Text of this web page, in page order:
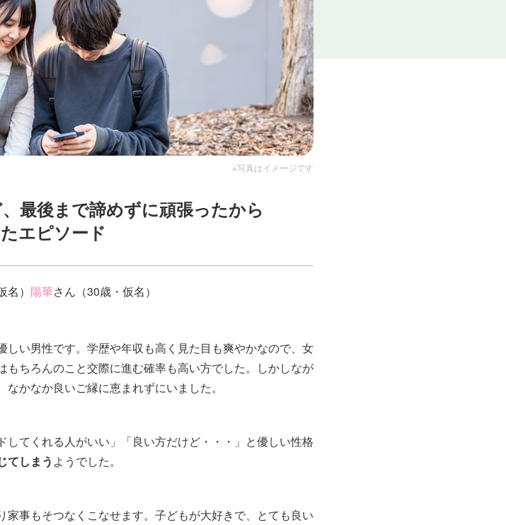
※写真はイメージです
最後まで諦めずに頑張ったから
エピソード
） 陽華さん（30歳・仮名）
い男性です。学歴や年収も高く見た目も爽やかなので、女
ちろんのこと交際に進む確率も高い方でした。しかしなが
かなか良いご縁に恵まれずにいました。
てくれる人がいい」「良い方だけど・・・」と優しい性格
てしまう ようでした。
事もそつなくこなせます。子どもが大好きで、とても良い